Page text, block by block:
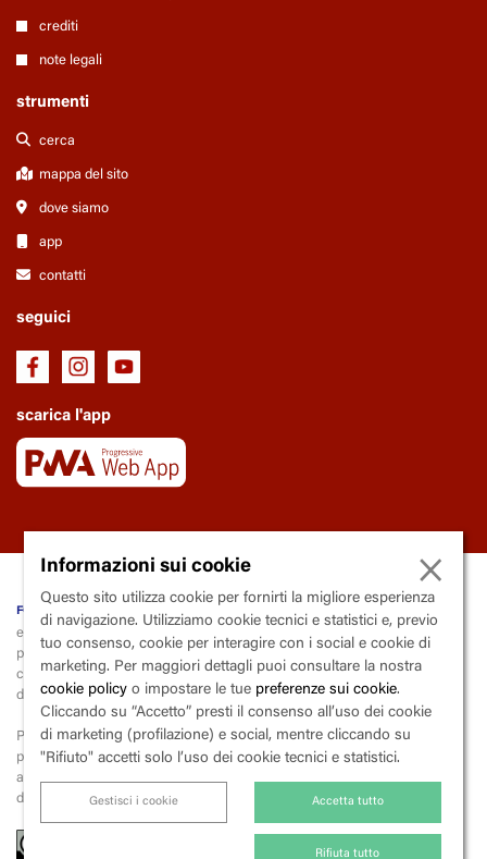
crediti
note legali
strumenti
cerca
mappa del sito
dove siamo
app
contatti
seguici
scarica l'app
fondazione Trianon Viviani
ente soggetto al controllo e la vigilanza della Regione Campania
piazza
alenda, 9 - 80139
apoli
codice fiscale 80015000633 | partita iva 03600290633 | codice
destinatario X2PH38J
Per la liquidazione e il versamento dell’iva, la fondazione applica lo
payment(scissione dei pagamenti),
ai sensi dell’art. 17-ter del Dpr 26 ottobre 1972, n. 633 («Istituzione e
disciplina dell'imposta sul valore aggiunto»).
Informazioni sui cookie ×
Questo sito utilizza cookie per fornirti la migliore esperienza
di navigazione. Utilizziamo cookie tecnici e statistici e, previo
tuo consenso, cookie per interagire con i social e cookie di
marketing. Per maggiori dettagli puoi consultare la nostra
cookie policy o impostare le tue preferenze sui cookie.
Cliccando su “Accetto” presti il consenso all’uso dei cookie
di marketing (profilazione) e social, mentre cliccando su
"Rifiuto" accetti solo l’uso dei cookie tecnici e statistici.
Gestisci i cookie Accetta tutto
Rifiuta tutto